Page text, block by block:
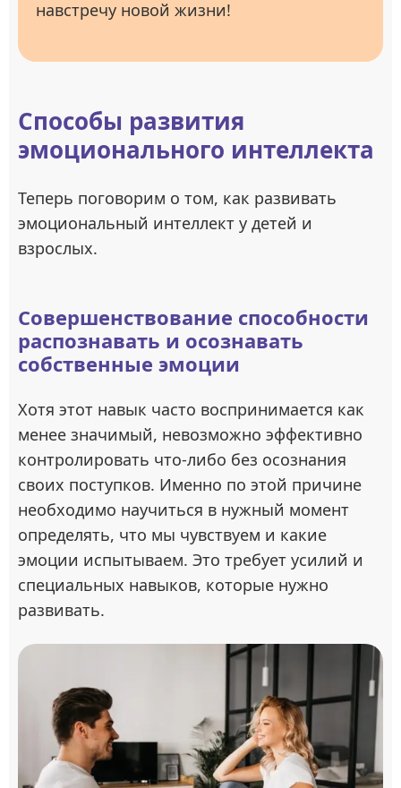
навстречу новой жизни!
Способы развития
эмоционального интеллекта
Теперь поговорим о том, как развивать
эмоциональный интеллект у детей и
взрослых.
Совершенствование способности
распознавать и осознавать
собственные эмоции
Хотя этот навык часто воспринимается как
менее значимый, невозможно эффективно
контролировать что-либо без осознания
своих поступков. Именно по этой причине
необходимо научиться в нужный момент
определять, что мы чувствуем и какие
эмоции испытываем. Это требует усилий и
специальных навыков, которые нужно
развивать.